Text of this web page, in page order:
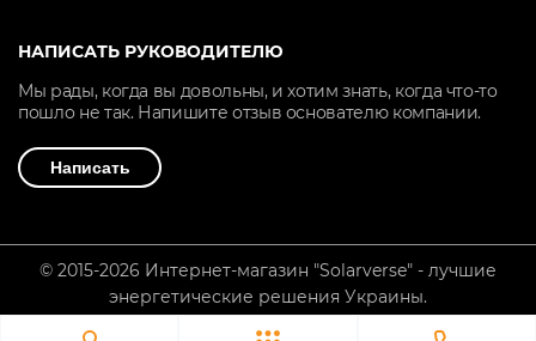
НАПИСАТЬ РУКОВОДИТЕЛЮ
Мы рады, когда вы довольны, и хотим знать, когда что-то
пошло не так. Напишите отзыв основателю компании.
Написать
© 2015-2026 Интернет-магазин "Solarverse" - лучшие
энергетические решения Украины.